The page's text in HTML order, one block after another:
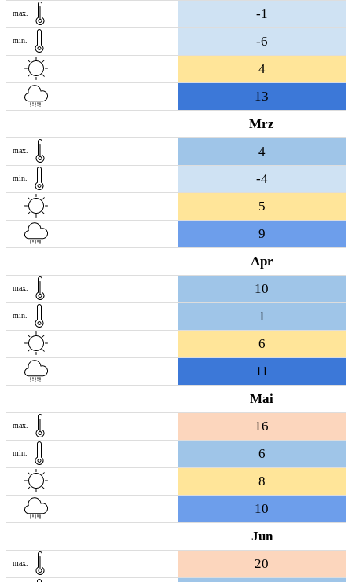
max. -1
min.
-6
4
13
Mrz
max. 4
min.
-4
5
9
Apr
max. 10
min.
1
6
11
Mai
max. 16
min.
6
8
10
Jun
max. 20